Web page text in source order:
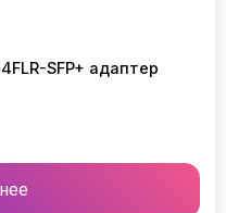
SFP+ адаптер